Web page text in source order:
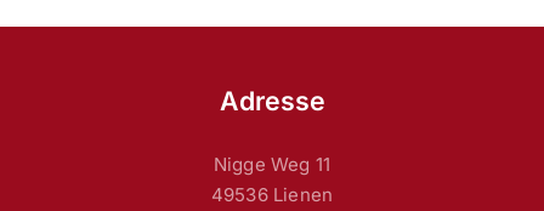
Adresse
Nigge Weg 11
49536 Lienen